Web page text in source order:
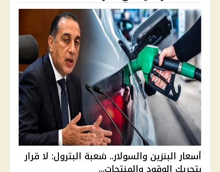
أسعار البنزين والسولار.. شعبة البترول: لا قرار